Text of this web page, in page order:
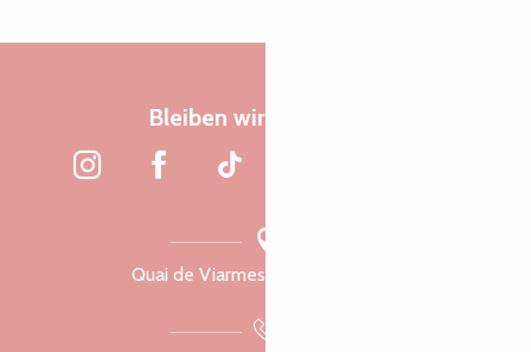
Bleiben wir verbunden
Quai de Viarmes, 22300 Lannion